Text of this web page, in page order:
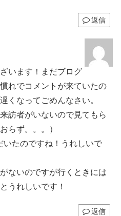
返信
います！まだブログ
れでコメントが来ていたの
くなってごめんなさい。
訪者がいないので見てもら
らず。。。）
いたのですね！うれしいで
ないのですが行くときには
うれしいです！
返信